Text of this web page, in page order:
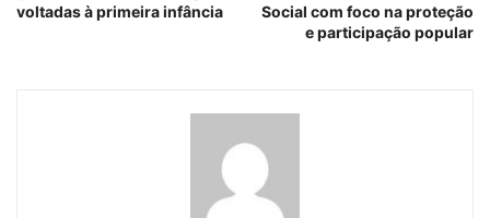
voltadas à primeira infância
Social com foco na proteção
e participação popular